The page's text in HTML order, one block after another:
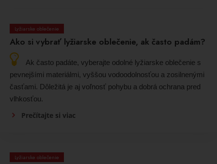
Lyžiarske oblečenie
Ako si vybrať lyžiarske oblečenie, ak často padám?
Ak často padáte, vyberajte odolné lyžiarske oblečenie s
pevnejšími materiálmi, vyššou vodoodolnosťou a zosilnenými
časťami. Dôležitá je aj voľnosť pohybu a dobrá ochrana pred
vlhkosťou.
Prečítajte si viac
Lyžiarske oblečenie